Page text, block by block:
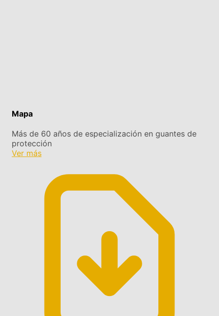
Mapa
Más de 60 años de especialización en guantes de
protección
Ver más